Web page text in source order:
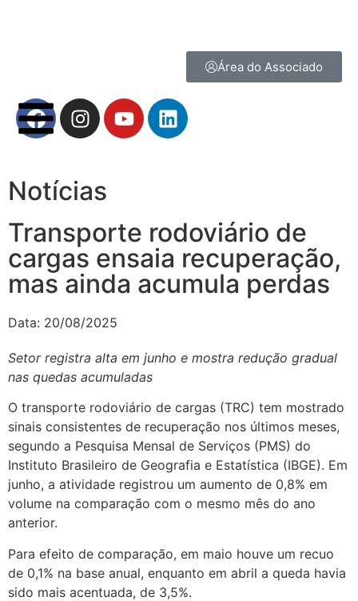
Área do Associado
Notícias
Transporte rodoviário de
cargas ensaia recuperação,
mas ainda acumula perdas
Data: 20/08/2025
Setor registra alta em junho e mostra redução gradual
nas quedas acumuladas
O transporte rodoviário de cargas (TRC) tem mostrado
sinais consistentes de recuperação nos últimos meses,
segundo a Pesquisa Mensal de Serviços (PMS) do
Instituto Brasileiro de Geografia e Estatística (IBGE). Em
junho, a atividade registrou um aumento de 0,8% em
volume na comparação com o mesmo mês do ano
anterior.
Para efeito de comparação, em maio houve um recuo
de 0,1% na base anual, enquanto em abril a queda havia
sido mais acentuada, de 3,5%.